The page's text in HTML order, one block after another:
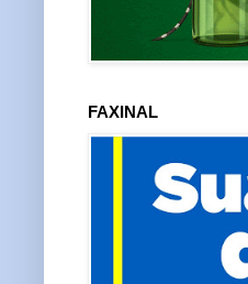
FAXINAL